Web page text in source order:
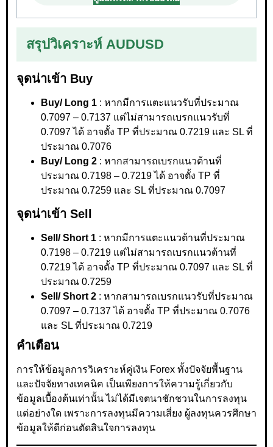
สรุปวิเคราะห์ AUDUSD
จุดน่าเข้า Buy
Buy/ Long 1 : หากมีการแตะแนวรับที่ประมาณ
0.7097 – 0.7137 แต่ไม่สามารถเบรกแนวรับที่
0.7097 ได้ อาจตั้ง TP ที่ประมาณ 0.7219 และ SL ที่
ประมาณ 0.7076
Buy/ Long 2 : หากสามารถเบรกแนวต้านที่
ประมาณ 0.7198 – 0.7219 ได้ อาจตั้ง TP ที่
ประมาณ 0.7259 และ SL ที่ประมาณ 0.7097
จุดน่าเข้า Sell
Sell/ Short 1 : หากมีการแตะแนวต้านที่ประมาณ
0.7198 – 0.7219 แต่ไม่สามารถเบรกแนวต้านที่
0.7219 ได้ อาจตั้ง TP ที่ประมาณ 0.7097 และ SL ที่
ประมาณ 0.7259
Sell/ Short 2 : หากสามารถเบรกแนวรับที่ประมาณ
0.7097 – 0.7137 ได้ อาจตั้ง TP ที่ประมาณ 0.7076
และ SL ที่ประมาณ 0.7219
คำเตือน
การให้ข้อมูลการวิเคราะห์คู่เงิน Forex ทั้งปัจจัยพื้นฐาน
และปัจจัยทางเทคนิค เป็นเพียงการให้ความรู้เกี่ยวกับ
ข้อมูลเบื้องต้นเท่านั้น ไม่ได้มีเจตนาชักชวนในการลงทุน
แต่อย่างใด เพราะการลงทุนมีความเสี่ยง ผู้ลงทุนควรศึกษา
ข้อมูลให้ดีก่อนตัดสินใจการลงทุน